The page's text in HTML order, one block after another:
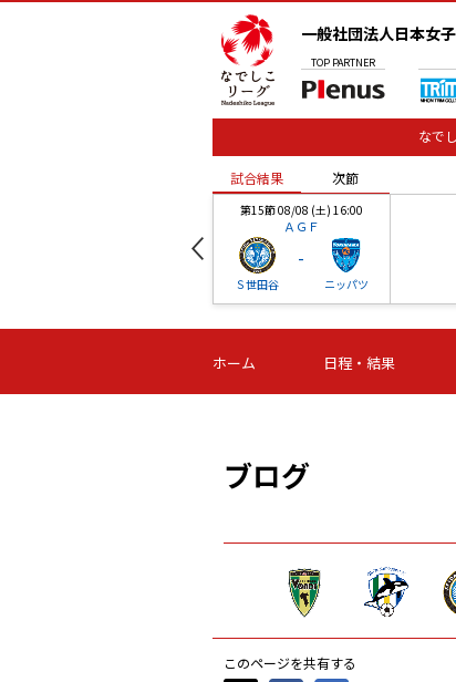
一般社団法人日本女
TOP PARTNER
なで
試合結果 次節
第15節 08/08 (土) 16:00
ＡＧＦ
Ｓ世田谷
-
ニッパツ
-
第16節 09/05 (土) 15:00
ニッパツ
-
第16
試合結果 次節
ホーム 日程・結果
ブログ
このページを共有する